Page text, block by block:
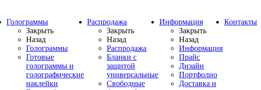
Голограммы
Закрыть
Назад
Голограммы
Готовые
голограммы и
голографические
наклейки
Распродажа
Закрыть
Назад
Распродажа
Бланки с
защитой
универсальные
Свободные
Информация
Закрыть
Назад
Информация
Прайс
Дизайн
Портфолио
Доставка и
Контакты